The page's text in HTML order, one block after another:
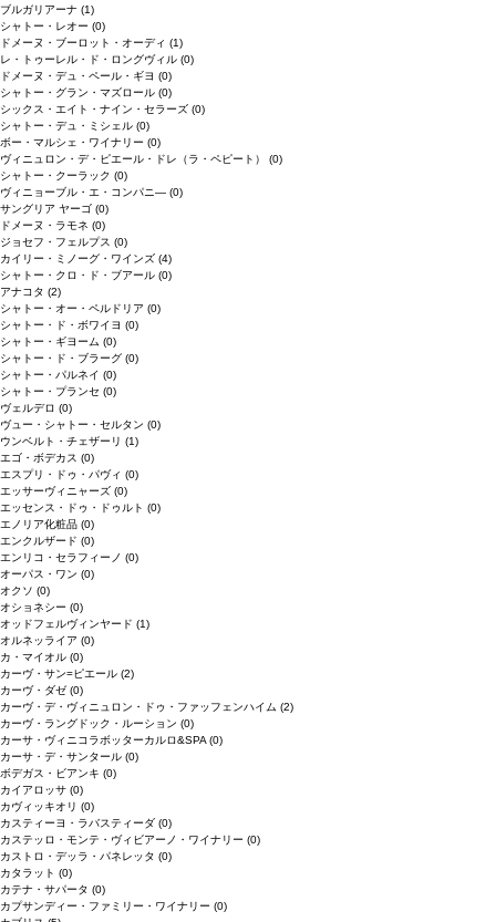
ブルガリアーナ (1)
シャトー・レオー (0)
ドメーヌ・ブーロット・オーディ (1)
レ・トゥーレル・ド・ロングヴィル (0)
ドメーヌ・デュ・ペール・ギヨ (0)
シャトー・グラン・マズロール (0)
シックス・エイト・ナイン・セラーズ (0)
シャトー・デュ・ミシェル (0)
ボー・マルシェ・ワイナリー (0)
ヴィニュロン・デ・ピエール・ドレ（ラ・ペピート） (0)
シャトー・クーラック (0)
ヴィニョーブル・エ・コンパニ― (0)
サングリア ヤーゴ (0)
ドメーヌ・ラモネ (0)
ジョセフ・フェルプス (0)
カイリー・ミノーグ・ワインズ (4)
シャトー・クロ・ド・ブアール (0)
アナコタ (2)
シャトー・オー・ペルドリア (0)
シャトー・ド・ボワイヨ (0)
シャトー・ギヨーム (0)
シャトー・ド・ブラーグ (0)
シャトー・パルネイ (0)
シャトー・プランセ (0)
ヴェルデロ (0)
ヴュー・シャトー・セルタン (0)
ウンベルト・チェザーリ (1)
エゴ・ボデカス (0)
エスプリ・ドゥ・パヴィ (0)
エッサーヴィニャーズ (0)
エッセンス・ドゥ・ドゥルト (0)
エノリア化粧品 (0)
エンクルザード (0)
エンリコ・セラフィーノ (0)
オーパス・ワン (0)
オクソ (0)
オショネシー (0)
オッドフェルヴィンヤード (1)
オルネッライア (0)
カ・マイオル (0)
カーヴ・サン=ピエール (2)
カーヴ・ダゼ (0)
カーヴ・デ・ヴィニュロン・ドゥ・ファッフェンハイム (2)
カーヴ・ラングドック・ルーション (0)
カーサ・ヴィニコラボッターカルロ&SPA (0)
カーサ・デ・サンタール (0)
ボデガス・ビアンキ (0)
カイアロッサ (0)
カヴィッキオリ (0)
カスティーヨ・ラバスティーダ (0)
カステッロ・モンテ・ヴィビアーノ・ワイナリー (0)
カストロ・デッラ・パネレッタ (0)
カタラット (0)
カテナ・サパータ (0)
カプサンディー・ファミリー・ワイナリー (0)